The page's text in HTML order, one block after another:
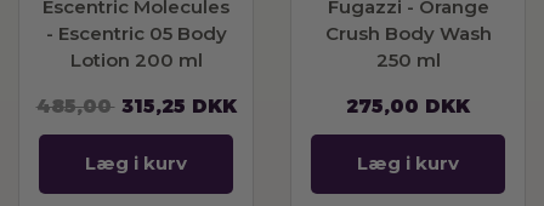
Escentric Molecules
- Escentric 05 Body
Lotion 200 ml
485,00 315,25 DKK
Læg i kurv
Fugazzi - Orange
Crush Body Wash
250 ml
275,00 DKK
Læg i kurv